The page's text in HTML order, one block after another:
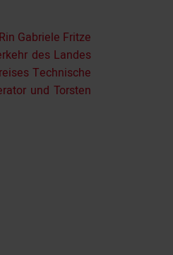
Gabriele Fritze
des Landes
Technische
und Torsten